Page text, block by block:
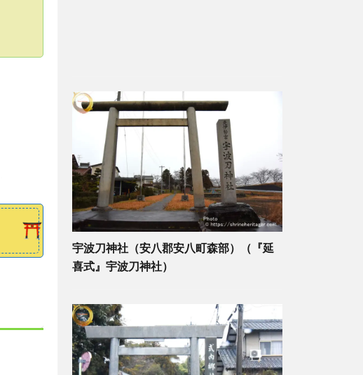
宇波刀神社（安八郡安八町森部）（『延
喜式』宇波刀神社）